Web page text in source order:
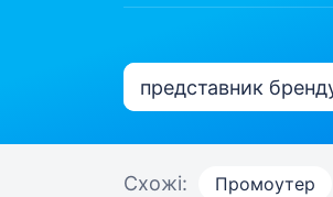
Схожі: Промоутер